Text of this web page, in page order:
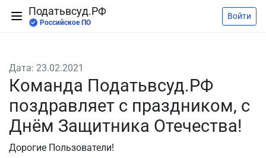
Податьвсуд.РФ
Российское ПО
Войти
Дата: 23.02.2021
Команда Податьвсуд.РФ
поздравляет с праздником, с
Днём Защитника Отечества!
Дорогие Пользователи!